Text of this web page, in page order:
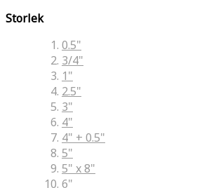
Storlek
0.5"
3/4"
1"
2.5"
3"
4"
4" + 0.5"
5"
5" x 8"
6"